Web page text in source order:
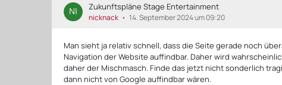
Zukunftspläne Stage Entertainment
nicknack 14. September 2024 um 09:20
Man sieht ja relativ schnell, dass die Seite gerade noch
Navigation der Website auffindbar. Daher wird
daher der Mischmasch. Finde das jetzt nicht sonderlich
dann nicht von Google auffindbar wären.